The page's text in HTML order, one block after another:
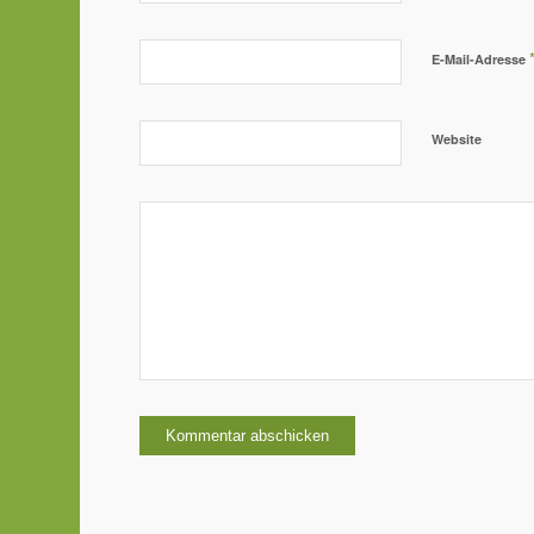
E-Mail-Adresse
Website